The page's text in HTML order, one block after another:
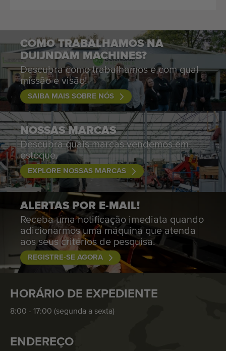
COMO TRABALHAMOS NA
DUIJNDAM MACHINES?
Descubra como trabalhamos e com qual
missão e visão!
SAIBA MAIS SOBRE NÓS
NOSSAS MARCAS
Descubra quais marcas vendemos em
estoque.
EXPLORE NOSSAS MARCAS
ALERTAS POR E-MAIL!
Receba uma notificação imediata quando
adicionarmos uma máquina que atenda
aos seus critérios de pesquisa.
REGISTRE-SE AGORA
HORÁRIO DE EXPEDIENTE
8:00 - 17:00 (segunda a sexta)
ENDEREÇO